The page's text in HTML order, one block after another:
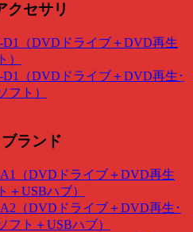
クセサリ
D1（DVDドライブ＋DVD再生
）
D1（DVDドライブ＋DVD再生･
フト）
ランド
（DVDドライブ＋DVD再生
＋USBハブ）
（DVDドライブ＋DVD再生･
フト＋USBハブ）